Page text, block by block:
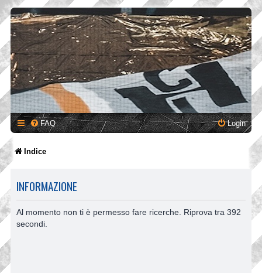
FAQ Login
Indice
INFORMAZIONE
Al momento non ti è permesso fare ricerche. Riprova tra 392
secondi.